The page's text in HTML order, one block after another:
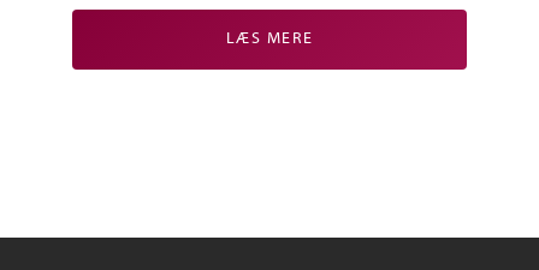
LÆS MERE